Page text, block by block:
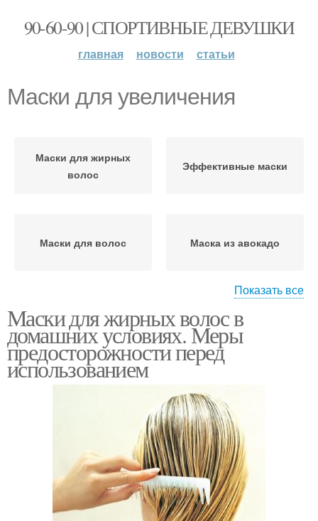
90-60-90 | СПОРТИВНЫЕ ДЕВУШКИ
главная новости статьи
Маски для увеличения
Маски для жирных
волос
Эффективные маски
Маски для волос Маска из авокадо
Маска из творога Дрожжевая маска
Маска из алоэ
Маска для волос Банановая маска
Показать все
Маски для жирных волос в
домашних условиях. Меры
предосторожности перед
использованием